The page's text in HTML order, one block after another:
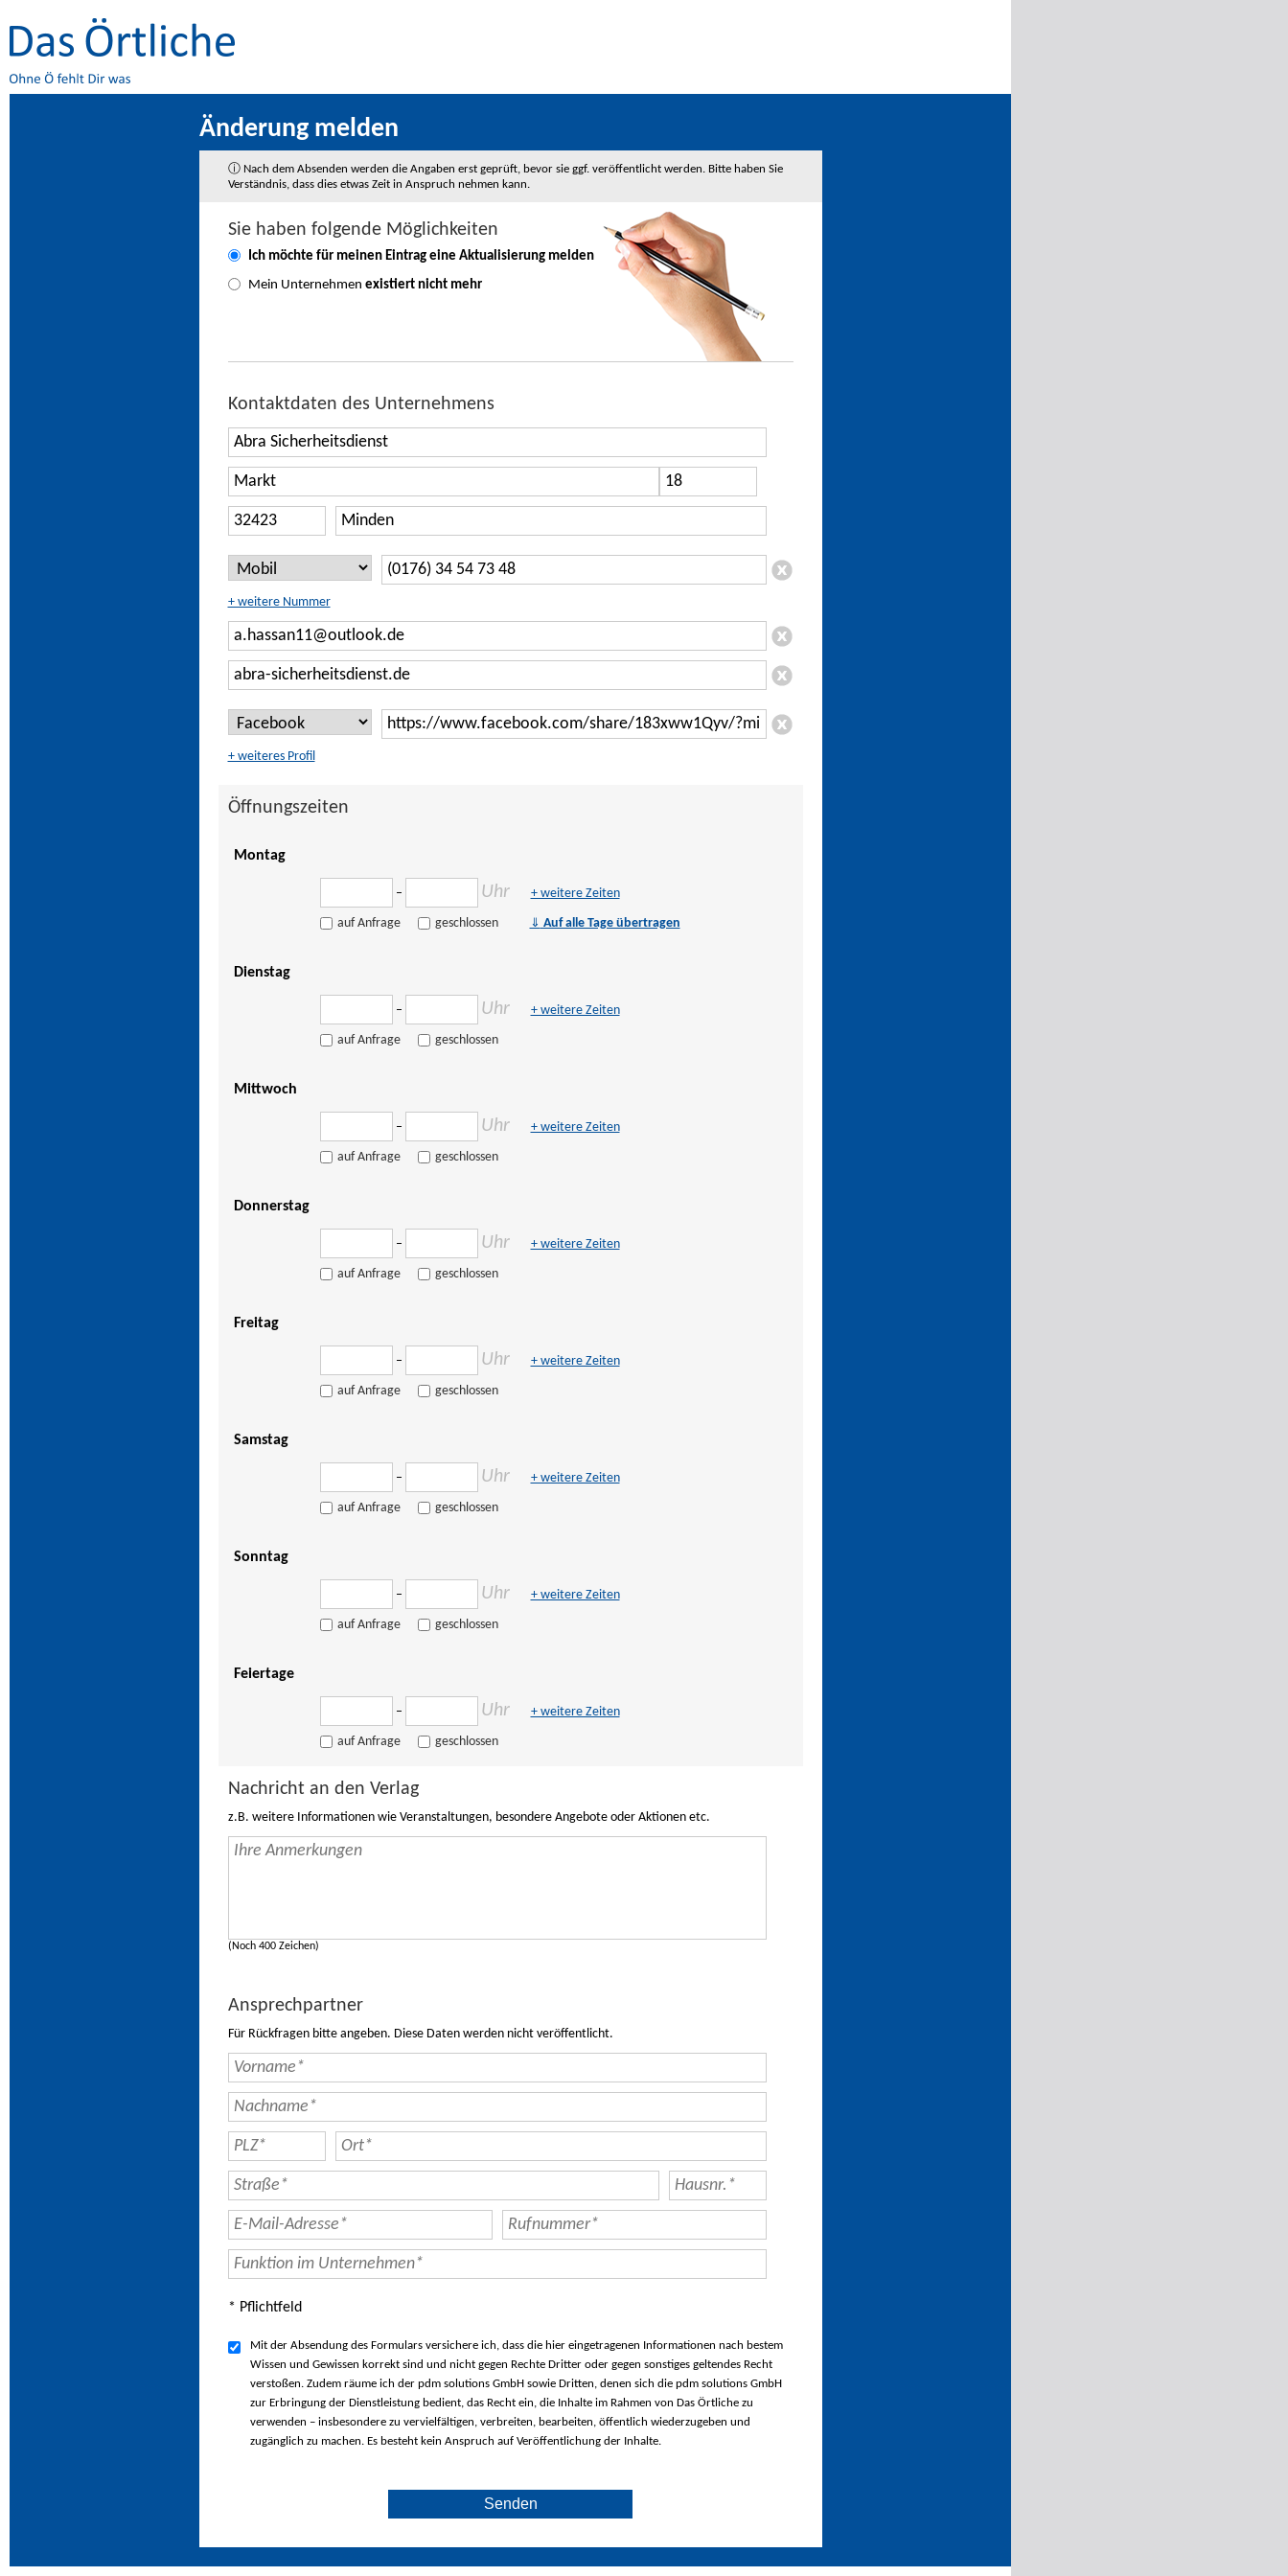
Änderung melden
ⓘ Nach dem Absenden werden die Angaben erst geprüft, bevor sie ggf. veröffentlicht werden. Bitte haben Sie
Verständnis, dass dies etwas Zeit in Anspruch nehmen kann.
Sie haben folgende Möglichkeiten
Ich möchte für meinen Eintrag eine Aktualisierungmelden
Mein Unternehmen existiert nicht mehr
Kontaktdaten des Unternehmens
+ weitere Nummer
+ weiteres Profil
Öffnungszeiten
Montag
– Uhr + weitere Zeiten
auf Anfrage geschlossen ⇓ Auf alle Tage übertragen
Dienstag
– Uhr + weitere Zeiten
auf Anfrage geschlossen
Mittwoch
– Uhr + weitere Zeiten
auf Anfrage geschlossen
Donnerstag
– Uhr + weitere Zeiten
auf Anfrage geschlossen
Freitag
– Uhr + weitere Zeiten
auf Anfrage geschlossen
Samstag
– Uhr + weitere Zeiten
auf Anfrage geschlossen
Sonntag
– Uhr + weitere Zeiten
auf Anfrage geschlossen
Feiertage
– Uhr + weitere Zeiten
auf Anfrage geschlossen
Nachricht an den Verlag
z.B. weitere Informationen wie Veranstaltungen, besondere Angebote oder Aktionen etc.
(Noch 400 Zeichen)
Ansprechpartner
Für Rückfragen bitte angeben. Diese Daten werden nicht veröffentlicht.
* Pflichtfeld
Mit der Absendung des Formulars versichere ich, dass die hier eingetragenen Informationen nach bestem
Wissen und Gewissen korrekt sind und nicht gegen Rechte Dritter oder gegen sonstiges geltendes Recht
verstoßen. Zudem räume ich der pdm solutions GmbH sowie Dritten, denen sich die pdm solutions GmbH
zur Erbringung der Dienstleistung bedient, das Recht ein, die Inhalte im Rahmen von Das Örtliche zu
verwenden – insbesondere zu vervielfältigen, verbreiten, bearbeiten, öffentlich wiederzugeben und
zugänglich zu machen. Es besteht kein Anspruch auf Veröffentlichung der Inhalte.
Senden